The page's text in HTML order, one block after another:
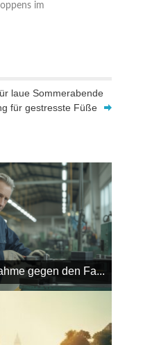
im
laue Sommerabende
für gestresste Füße
gegen den Fa...